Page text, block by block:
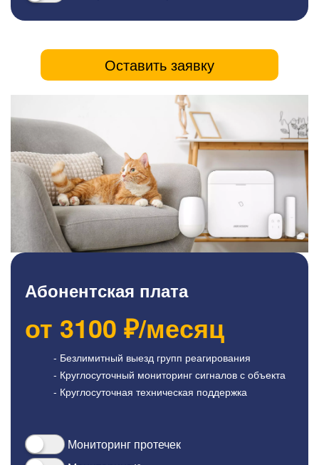
Оставить заявку
Абонентская плата
от 3100 ₽/месяц
- Безлимитный выезд групп реагирования
- Круглосуточный мониторинг сигналов с объекта
- Круглосуточная техническая поддержка
Мониторинг протечек